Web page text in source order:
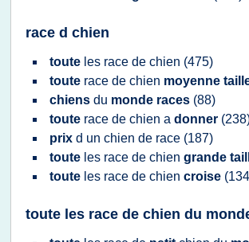
race d chien
toute les race de chien (475)
toute race de chien moyenne
chiens du monde races (88)
toute race de chien a donner
prix d un chien de race (187)
toute les race de chien grande
toute les race de chien croise
toute les race de chien du